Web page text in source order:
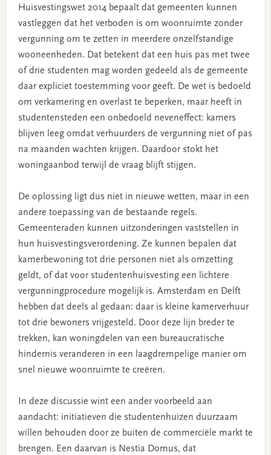
Huisvestingswet 2014 bepaalt dat gemeenten kunnen
vastleggen dat het verboden is om woonruimte zonder
vergunning om te zetten in meerdere onzelfstandige
wooneenheden. Dat betekent dat een huis pas met twee
of drie studenten mag worden gedeeld als de gemeente
daar expliciet toestemming voor geeft. De wet is bedoeld
om verkamering en overlast te beperken, maar heeft in
studentensteden een onbedoeld neveneffect: kamers
blijven leeg omdat verhuurders de vergunning niet of pas
na maanden wachten krijgen. Daardoor stokt het
woningaanbod terwijl de vraag blijft stijgen.
De oplossing ligt dus niet in nieuwe wetten, maar in een
andere toepassing van de bestaande regels.
Gemeenteraden kunnen uitzonderingen vaststellen in
hun huisvestingsverordening. Ze kunnen bepalen dat
kamerbewoning tot drie personen niet als omzetting
geldt, of dat voor studentenhuisvesting een lichtere
vergunningprocedure mogelijk is. Amsterdam en Delft
hebben dat deels al gedaan: daar is kleine kamerverhuur
tot drie bewoners vrijgesteld. Door deze lijn breder te
trekken, kan woningdelen van een bureaucratische
hindernis veranderen in een laagdrempelige manier om
snel nieuwe woonruimte te creëren.
In deze discussie wint een ander voorbeeld aan
aandacht: initiatieven die studentenhuizen duurzaam
willen behouden door ze buiten de commerciële markt te
brengen. Een daarvan is Nestia Domus, dat